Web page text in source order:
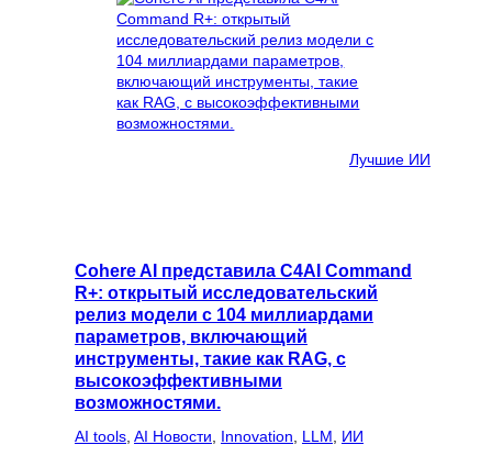
Лучшие ИИ
Cohere AI представила C4AI Command
R+: открытый исследовательский
релиз модели с 104 миллиардами
параметров, включающий
инструменты, такие как RAG, с
высокоэффективными
возможностями.
AI tools AI Новости Innovation LLM ИИ